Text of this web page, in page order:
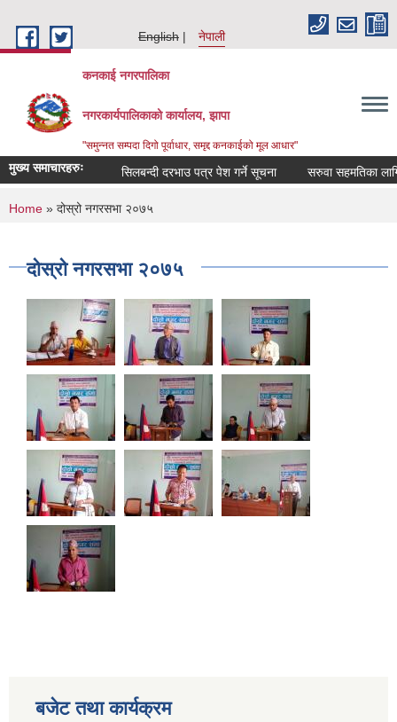
English
नेपाली
कनकाई नगरपालिका
नगरकार्यपालिकाको कार्यालय, झापा
"समुन्नत सम्पदा दिगो पूर्वाधार, समृद्द कनकाईको मूल आधार"
मुख्य समाचारहरुः सिलबन्दी दरभाउ पत्र पेश गर्ने सूचना सरुवा सहमतिका
You are here
Home » दोस्रो नगरसभा २०७५
दोस्रो नगरसभा २०७५
बजेट तथा कार्यक्रम